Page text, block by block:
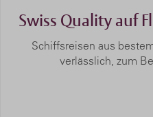
Swiss Quality auf
Schiffsreisen aus
verlässlich, zum